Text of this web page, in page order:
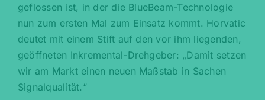
geflossen ist, in der die BlueBeam-Technologie
nun zum ersten Mal zum Einsatz kommt. Horvatic
deutet mit einem Stift auf den vor ihm liegenden,
geöffneten Inkremental-Drehgeber: „Damit setzen
wir am Markt einen neuen Maßstab in Sachen
Signalqualität.“